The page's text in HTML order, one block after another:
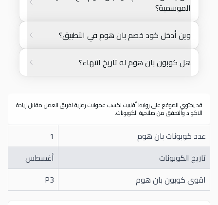
الموسمية؟
وين أدخل كود خصم بان هوم في التطبيق؟
هل كوبون بان هوم له تاريخ انتهاء؟
قد يحتوي الموقع على روابط أفلييت لكسب عمولات رمزية لفريق العمل مقابل زيادة
الاكواد والتحقق من صلاحية الكوبونات.
عدد كوبونات بان هوم
1
تاريخ الكوبونات
أغسطس
اقوى كوبون بان هوم
P3